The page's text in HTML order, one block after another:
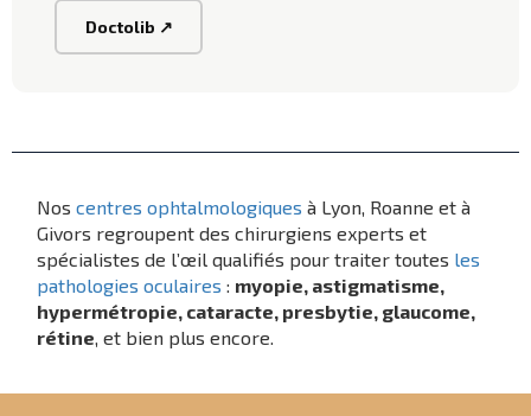
Doctolib ↗
Noscentres ophtalmologiques à Lyon, Roanne et à
Givors regroupent des chirurgiens experts et
spécialistes de l’œil qualifiés pour traiter toutes les
pathologies oculaires : myopie, astigmatisme,
hypermétropie, cataracte, presbytie, glaucome,
rétine, et bien plus encore.